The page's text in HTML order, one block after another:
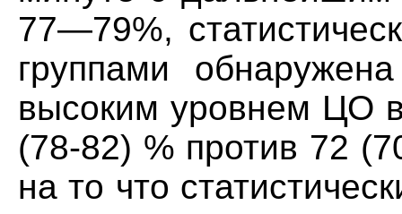
77—79%,
группами
высоким уровнем ЦО
(78-82) % против 72
на то что